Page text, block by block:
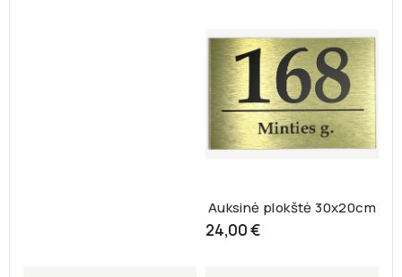
Auksinė plokštė 30x20cm
24,00 €